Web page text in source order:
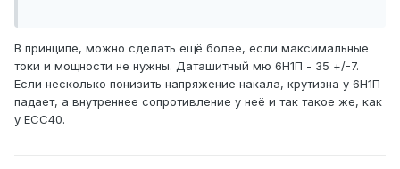
В принципе, можно сделать ещё более, если максимальные
токи и мощности не нужны. Даташитный мю 6Н1П - 35 +/-7.
Если несколько понизить напряжение накала, крутизна у 6Н1П
падает, а внутреннее сопротивление у неё и так такое же, как
у ЕСС40.